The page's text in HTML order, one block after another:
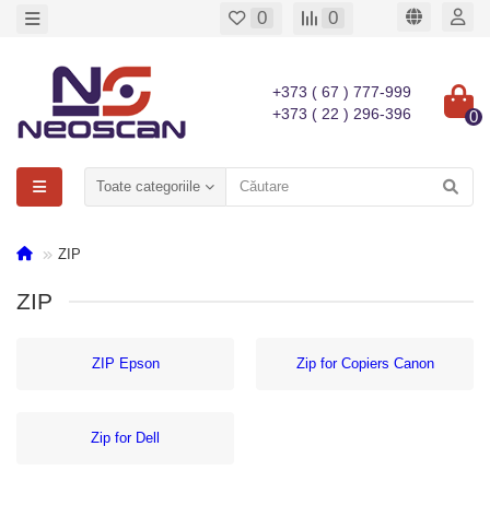
0 0
+373 ( 67 ) 777-999
+373 ( 22 ) 296-396
0
Toate categoriile
ZIP
ZIP
ZIP Epson Zip for Copiers Canon
Zip for Dell